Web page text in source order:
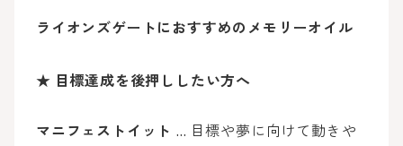
ライオンズゲートにおすすめのメモリーオイル
★ 目標達成を後押ししたい方へ
マニフェストイット … 目標や夢に向けて動きや